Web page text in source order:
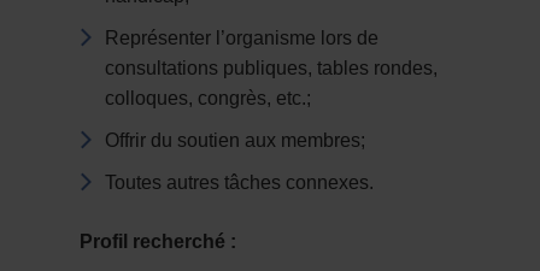
Représenter l’organisme lors de
consultations publiques, tables rondes,
colloques, congrès, etc.;
Offrir du soutien aux membres;
Toutes autres tâches connexes.
Profil recherché :